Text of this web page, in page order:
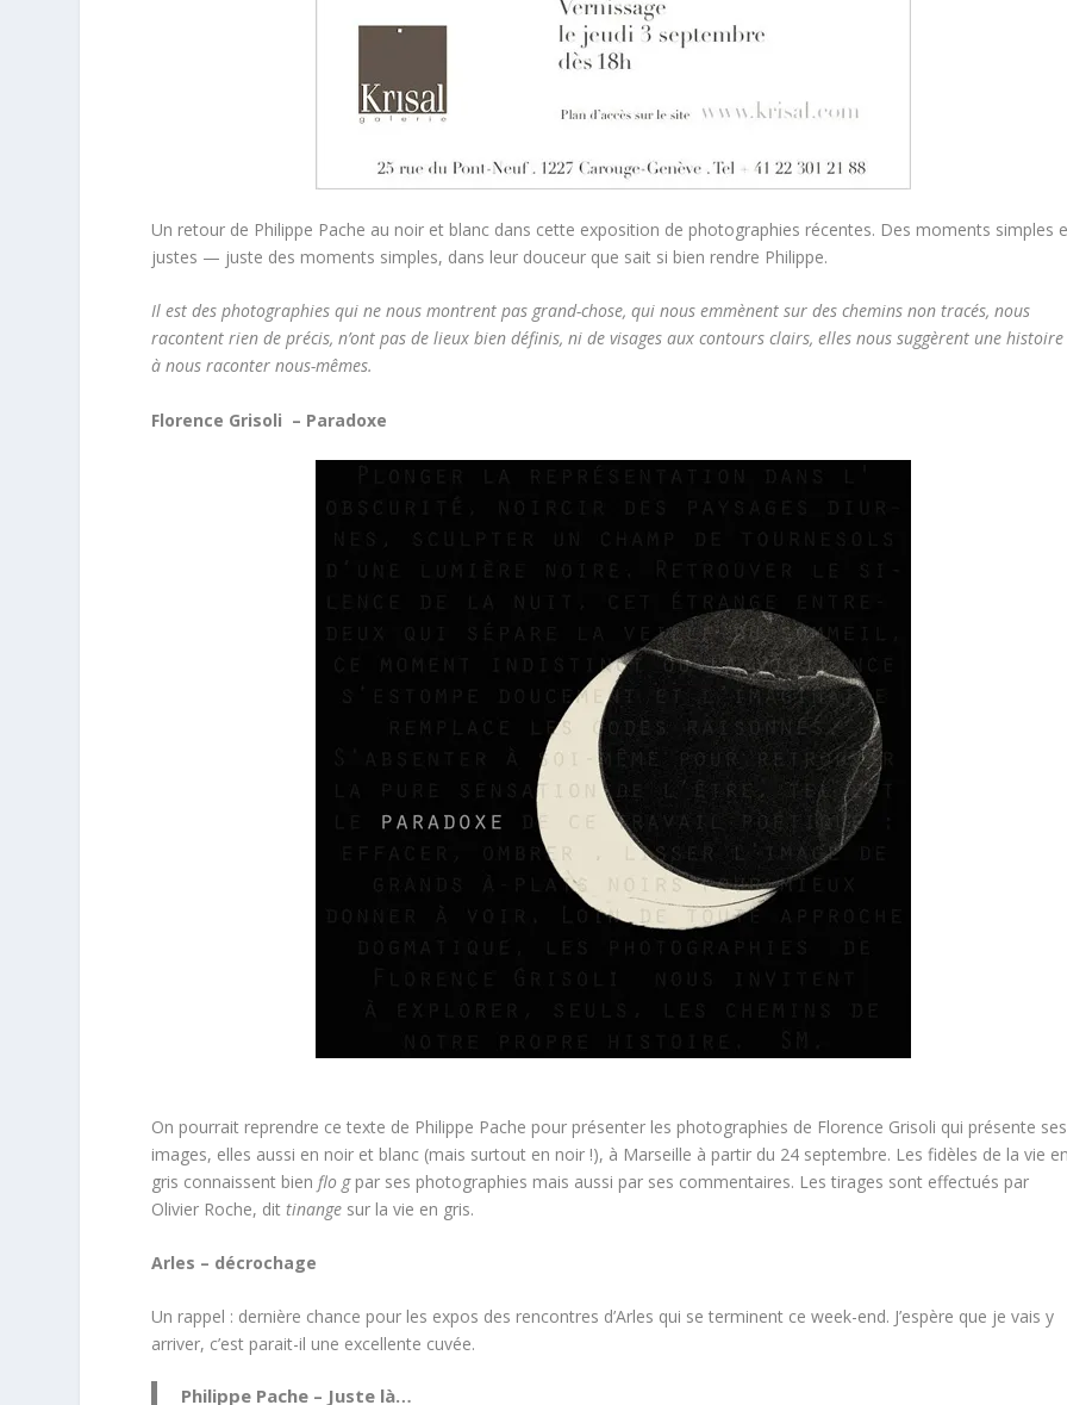
Un retour de Philippe Pache au noir et blanc dans cette exposition de photographies récentes. Des moments simples
justes — juste des moments simples, dans leur douceur que sait si bien rendre Philippe.
Il est des photographies qui ne nous montrent pas grand-chose, qui nous emmènent sur des chemins non tracés, nous
racontent rien de précis, n’ont pas de lieux bien définis, ni de visages aux contours clairs, elles nous suggèrent une histoire
à nous raconter nous-mêmes.
Florence Grisoli – Paradoxe
On pourrait reprendre ce texte de Philippe Pache pour présenter les photographies de Florence Grisoli qui présente ses
images, elles aussi en noir et blanc (mais surtout en noir !), à Marseille à partir du 24 septembre. Les fidèles de la vie
gris connaissent bien flo gpar ses photographies mais aussi par ses commentaires. Les tirages sont effectués par
Olivier Roche, dittinange sur la vie en gris.
Arles – décrochage
Un rappel : dernière chance pour les expos des rencontres d’Arles qui se terminent ce week-end. J’espère que je vais y
arriver, c’est parait-il une excellente cuvée.
Philippe Pache – Juste là…